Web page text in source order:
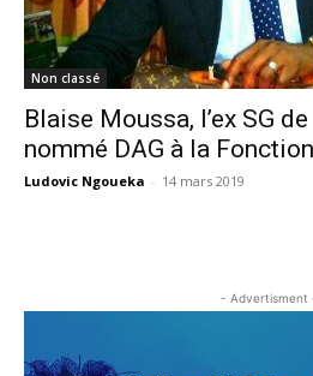
Non classé
Blaise Moussa, l’ex SG
nommé DAG à la
Ludovic Ngoueka - 14 mars 2019
- Advertisment